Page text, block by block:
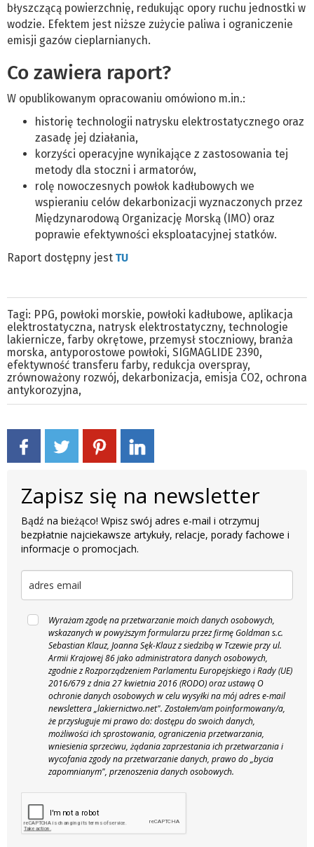
błyszczącą powierzchnię, redukując opory ruchu jednostki w
wodzie. Efektem jest niższe zużycie paliwa i ograniczenie
emisji gazów cieplarnianych.
Co zawiera raport?
W opublikowanym opracowaniu omówiono m.in.:
historię technologii natrysku elektrostatycznego oraz
zasadę jej działania,
korzyści operacyjne wynikające z zastosowania tej
metody dla stoczni i armatorów,
rolę nowoczesnych powłok kadłubowych we
wspieraniu celów dekarbonizacji wyznaczonych przez
Międzynarodową Organizację Morską (IMO) oraz
poprawie efektywności eksploatacyjnej statków.
Raport dostępny jest TU
Tagi: PPG, powłoki morskie, powłoki kadłubowe, aplikacja
elektrostatyczna, natrysk elektrostatyczny, technologie
lakiernicze, farby okrętowe, przemysł stoczniowy, branża
morska, antyporostowe powłoki, SIGMAGLIDE 2390,
efektywność transferu farby, redukcja overspray,
zrównoważony rozwój, dekarbonizacja, emisja CO2, ochrona
antykorozyjna,
Zapisz się na newsletter
Bądź na bieżąco! Wpisz swój adres e-mail i otrzymuj
bezpłatnie najciekawsze artykuły, relacje, porady fachowe i
informacje o promocjach.
Wyrażam zgodę na przetwarzanie moich danych osobowych,
wskazanych w powyższym formularzu przez firmę Goldman s.c.
Sebastian Klauz, Joanna Sęk-Klauz z siedzibą w Tczewie przy ul.
Armii Krajowej 86 jako administratora danych osobowych,
zgodnie z Rozporządzeniem Parlamentu Europejskiego i Rady (UE)
2016/679 z dnia 27 kwietnia 2016 (RODO) oraz ustawą O
ochronie danych osobowych w celu wysyłki na mój adres e-mail
newslettera „lakiernictwo.net". Zostałem/am poinformowany/a,
że przysługuje mi prawo do: dostępu do swoich danych,
możliwości ich sprostowania, ograniczenia przetwarzania,
wniesienia sprzeciwu, żądania zaprzestania ich przetwarzania i
wycofania zgody na przetwarzanie danych, prawo do „bycia
zapomnianym", przenoszenia danych osobowych.